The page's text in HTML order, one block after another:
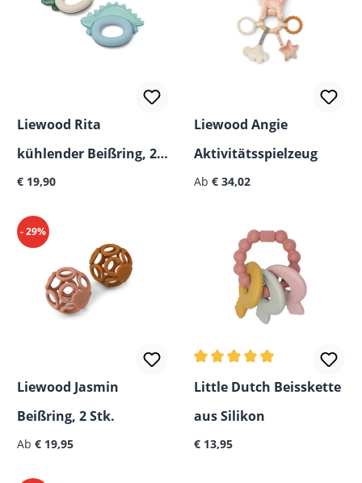
Liewood Rita
kühlender Beißring, 2
Stk.
Regulärer Preis:
€ 19,90
Liewood Angie
Aktivitätsspielzeug
Regulärer Preis:
Ab € 34,02
- 29%
Liewood Jasmin
Beißring, 2 Stk.
Regulärer Preis:
Ab € 19,95
Durchschnittliche
Little Dutch Beisskette
aus Silikon
Regulärer Preis:
€ 13,95